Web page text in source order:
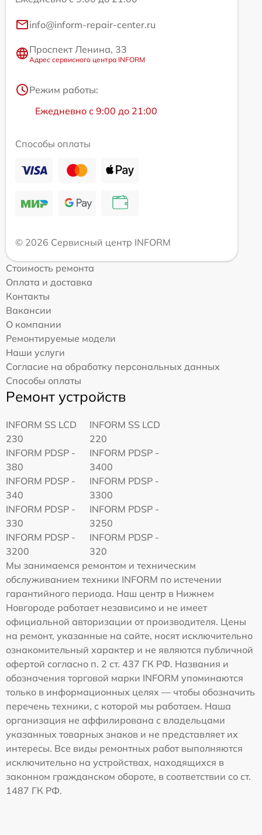
info@inform-repair-center.ru
Проспект Ленина, 33
Адрес сервисного центра INFORM
Режим работы:
Ежедневно с 9:00 до 21:00
Способы оплаты
© 2026 Сервисный центр INFORM
Стоимость ремонта
Оплата и доставка
Контакты
Вакансии
О компании
Ремонтируемые модели
Наши услуги
Согласие на обработку персональных данных
Способы оплаты
Ремонт устройств
INFORM SS LCD
230
INFORM SS LCD
220
INFORM PDSP -
380
INFORM PDSP -
3400
INFORM PDSP -
340
INFORM PDSP -
3300
INFORM PDSP -
330
INFORM PDSP -
3250
INFORM PDSP -
3200
INFORM PDSP -
320
Мы занимаемся ремонтом и техническим
обслуживанием техники INFORM по истечении
гарантийного периода. Наш центр в Нижнем
Новгороде работает независимо и не имеет
официальной авторизации от производителя. Цены
на ремонт, указанные на сайте, носят исключительно
ознакомительный характер и не являются публичной
офертой согласно п. 2 ст. 437 ГК РФ. Названия и
обозначения торговой марки INFORM упоминаются
только в информационных целях — чтобы обозначить
перечень техники, с которой мы работаем. Наша
организация не аффилирована с владельцами
указанных товарных знаков и не представляет их
интересы. Все виды ремонтных работ выполняются
исключительно на устройствах, находящихся в
законном гражданском обороте, в соответствии со ст.
1487 ГК РФ.